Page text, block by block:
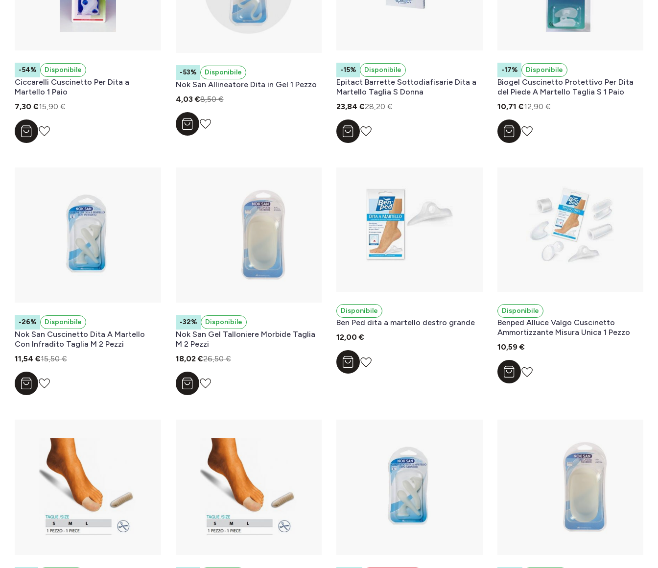
-54% Disponibile
Ciccarelli Cuscinetto Per Dita a
Martello 1 Paio
7,30 €15,90 €
Aggiungi al carrello
-53% Disponibile
Nok San Allineatore Dita in Gel 1 Pezzo
4,03 €8,50 €
Aggiungi al carrello
-15% Disponibile
Epitact Barrette Sottodiafisarie Dita a
Martello Taglia S Donna
23,84 €28,20 €
Aggiungi al carrello
-17% Disponibile
Biogel Cuscinetto Protettivo Per Dita
del Piede A Martello Taglia S 1 Paio
10,71 €12,90 €
Aggiungi al carrello
-26% Disponibile
Nok San Cuscinetto Dita A Martello
Con Infradito Taglia M 2 Pezzi
11,54 €15,50 €
Aggiungi al carrello
-32% Disponibile
Nok San Gel Talloniere Morbide Taglia
M 2 Pezzi
18,02 €26,50 €
Aggiungi al carrello
Disponibile
Ben Ped dita a martello destro grande
12,00 €
Aggiungi al carrello
Disponibile
Benped Alluce Valgo Cuscinetto
Ammortizzante Misura Unica 1 Pezzo
10,59 €
Aggiungi al carrello